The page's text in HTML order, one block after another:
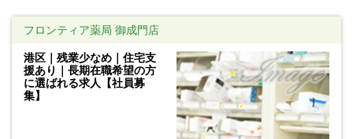
フロンティア薬局 御成門店
港区｜残業少なめ｜住宅支
援あり｜長期在職希望の方
に選ばれる求人【社員募
集】